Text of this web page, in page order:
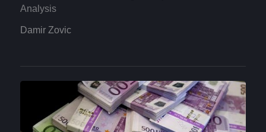
Analysis
Damir Zovic